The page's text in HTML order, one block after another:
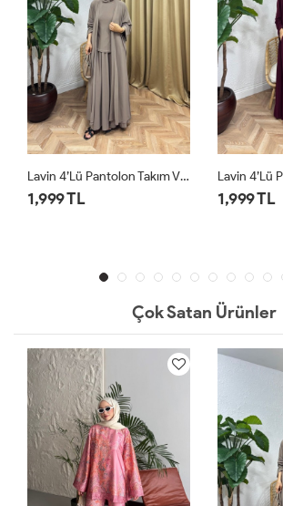
Lavin 4’lü Pantolon Takım Bordo
1,999 TL 1,999 TL
Çok Satan Ürünler